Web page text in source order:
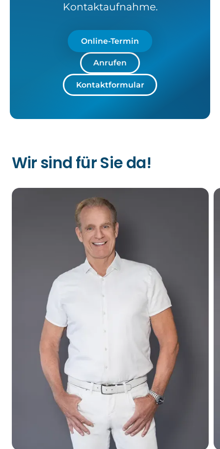
Kontaktaufnahme.
Kontaktformular
Anrufen
Online-Termin
Wir sind für Sie da!